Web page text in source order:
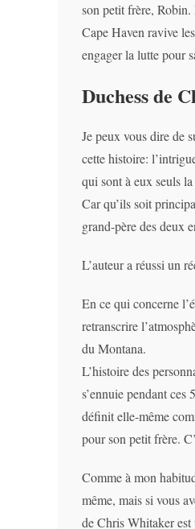
son petit frère,
Cape Haven ravive
engager la lutte pour
Duchess de
Je peux vous dire de
cette histoire:
qui sont à eux seuls
Car qu’ils soit
grand-père des deux
L’auteur a réussi un
En ce qui concerne
retranscrire
du Montana.
L’histoire des
s’ennuie pendant
définit elle-même
pour son petit frère.
Comme à mon
même, mais si vous
de Chris Whitaker est